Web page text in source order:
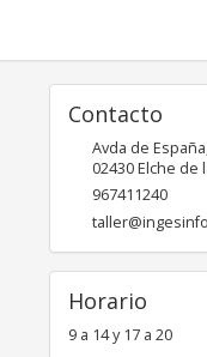
Contacto
Avda de
02430Elche de
967411240
Horario
9 a 14 y 17 a 20